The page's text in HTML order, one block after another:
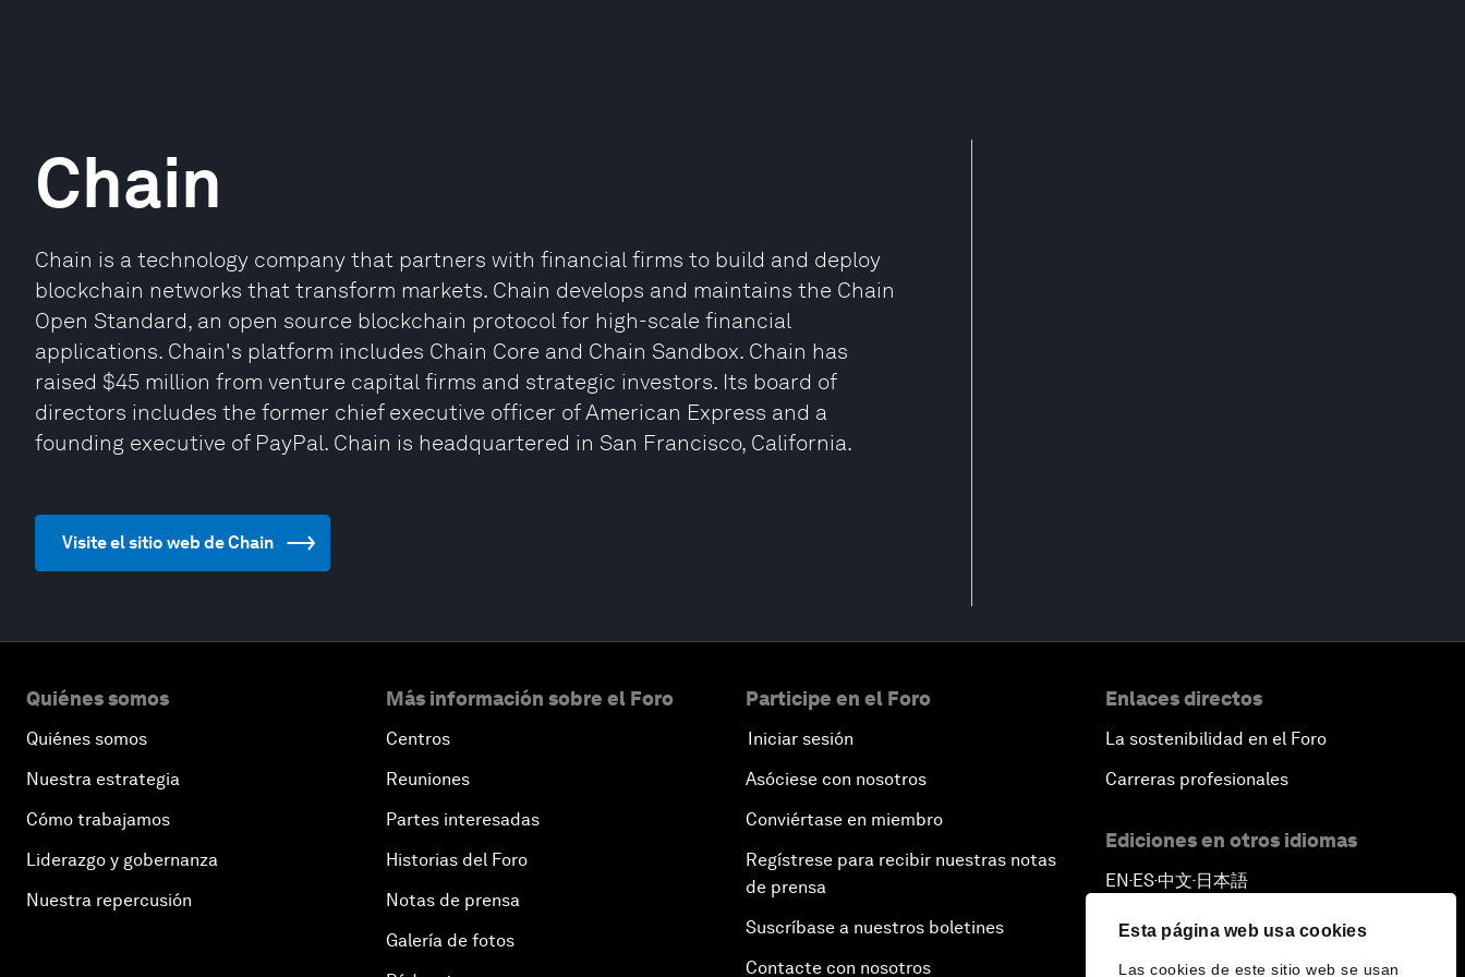
Esta página web usa cookies
Las cookies de este sitio web se usan
Chain
Chain is a technology company that partners with financial firms to build and deploy
blockchain networks that transform markets. Chain develops and maintains the Chain
Open Standard, an open source blockchain protocol for high-scale financial
applications. Chain's platform includes Chain Core and Chain Sandbox. Chain has
raised $45 million from venture capital firms and strategic investors. Its board of
directors includes the former chief executive officer of American Express and a
founding executive of PayPal. Chain is headquartered in San Francisco, California.
Visite el sitio web de Chain
Quiénes somos
Quiénes somos
Nuestra estrategia
Cómo trabajamos
Liderazgo y gobernanza
Nuestra repercusión
Más información sobre el Foro
Centros
Reuniones
Partes interesadas
Historias del Foro
Notas de prensa
Galería de fotos
Participe en el Foro
Iniciar sesión
Asóciese con nosotros
Conviértase en miembro
Regístrese para recibir nuestras notas
de prensa
Suscríbase a nuestros boletines
Contacte con nosotros
Enlaces directos
La sostenibilidad en el Foro
Carreras profesionales
Ediciones en otros idiomas
EN ▪ES▪中文▪ 日本語